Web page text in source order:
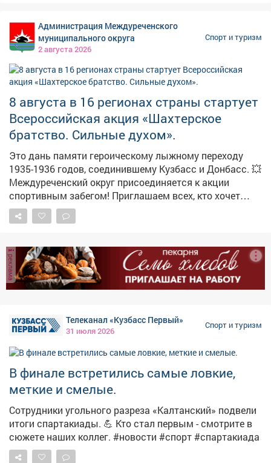
спортивный праздник «День физкультурника - 2026» с
насыщенной программой. 🔹 Бег и эстафеты 🔹«Забег
карапузов» 🔹Волейбол и флорбол 🔹Армрестлинг
упустите возможность весело и активно провести
время всей семьёй!
Администрация Междуреченского
муниципального округа
2 августа 2026
Спорт и туризм
8 августа в 16 регионах страны стартует
Всероссийская акция «Шахтерское
братство. Сильные духом».
Это дань памяти героическому лыжному переходу
1935-1936 годов, соединившему Кузбасс и Донбасс. 💥
Междуреченский округ присоединяется к акции
спортивным забегом! Приглашаем всех, кто хочет
отдать дань уважения истории, укрепить здоровье и
зарядиться бодростью в кругу единомышленников.
августа у Мемориала шахтерской славы: • 09:30 -
начало сбора гостей; • 10:00 - торжественное
открытие; • 10:20 - масс-старт на дистанцию 2 км.
Остались вопросы? Звоните: 8 (38475) 2-10-09.
реклама
Телеканал «Кузбасс Первый»
31 июля 2026
Спорт и туризм
В финале встретились самые ловкие,
меткие и смелые.
Сотрудники угольного разреза «Калтанский» подвели
итоги спартакиады. 💪 Кто стал первым - смотрите в
сюжете наших коллег. #новости #спорт #спартакиада